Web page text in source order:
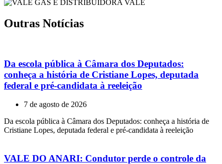
Outras Notícias
Da escola pública à Câmara dos Deputados:
conheça a história de Cristiane Lopes, deputada
federal e pré-candidata à reeleição
7 de agosto de 2026
Da escola pública à Câmara dos Deputados: conheça a história de
Cristiane Lopes, deputada federal e pré-candidata à reeleição
VALE DO ANARI: Condutor perde o controle da